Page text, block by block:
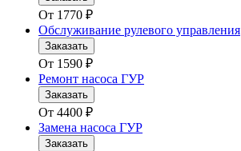
От 1770 ₽
Обслуживание рулевого управления
Заказать
От 1590 ₽
Ремонт насоса ГУР
Заказать
От 4400 ₽
Замена насоса ГУР
Заказать